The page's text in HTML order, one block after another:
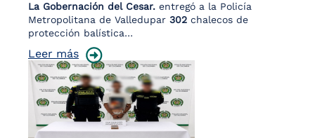
La Gobernación del Cesar. entregó a la Policía
Metropolitana de Valledupar 302 chalecos de
protección balística…
Leer más